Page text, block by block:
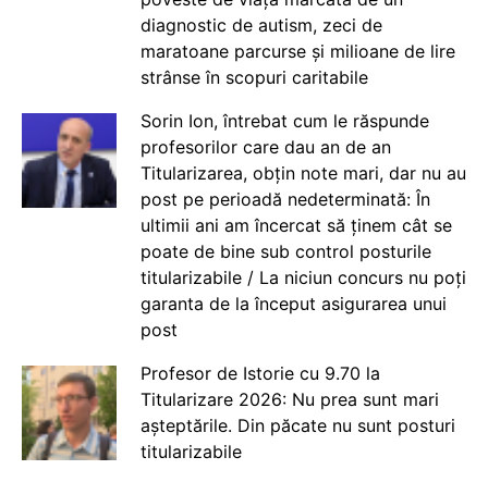
diagnostic de autism, zeci de
maratoane parcurse și milioane de lire
strânse în scopuri caritabile
Sorin Ion, întrebat cum le răspunde
profesorilor care dau an de an
Titularizarea, obțin note mari, dar nu au
post pe perioadă nedeterminată: În
ultimii ani am încercat să ținem cât se
poate de bine sub control posturile
titularizabile / La niciun concurs nu poți
garanta de la început asigurarea unui
post
Profesor de Istorie cu 9.70 la
Titularizare 2026: Nu prea sunt mari
așteptările. Din păcate nu sunt posturi
titularizabile